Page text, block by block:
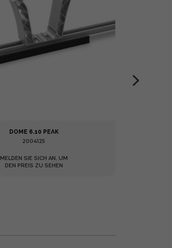
DOME 6.10 PEAK
2004125
MELDEN SIE SICH AN, UM
DEN PREIS ZU SEHEN